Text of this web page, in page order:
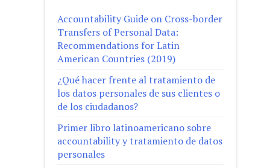
Accountability Guide on Cross-border
Transfers of Personal Data:
Recommendations for Latin
American Countries (2019)
¿Qué hacer frente al tratamiento de
los datos personales de sus clientes o
de los ciudadanos?
Primer libro latinoamericano sobre
accountability y tratamiento de datos
personales